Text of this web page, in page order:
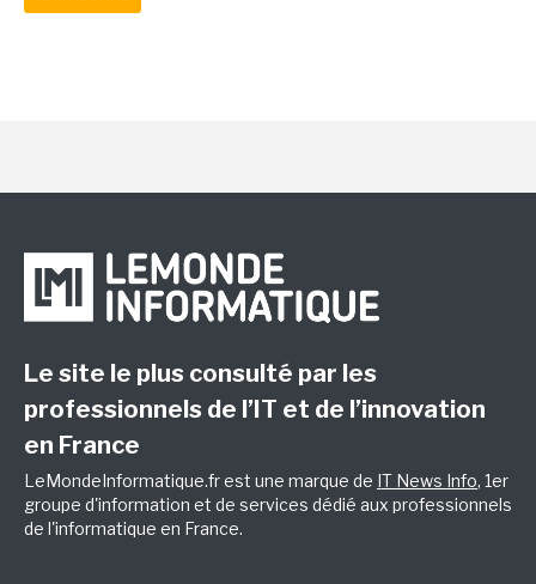
Le site le plus consulté par les
professionnels de l’IT et de l’innovation
en France
LeMondeInformatique.fr est une marque de IT News Info, 1er
groupe d'information et de services dédié aux professionnels
de l'informatique en France.